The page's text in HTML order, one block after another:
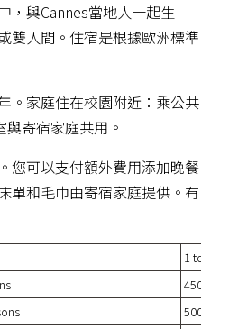
，與Cannes當地人一起生
雙人間。住宿是根據歐洲標準
。家庭住在校園附近：乘公共
寄宿家庭共用。
您可以支付額外費用添加晚餐
單和毛巾由寄宿家庭提供。有
1 to 4 w.
450€
500€